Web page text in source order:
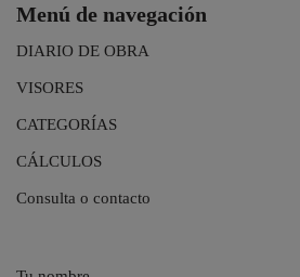
Menú de navegación
DIARIO DE OBRA
VISORES
CATEGORÍAS
CÁLCULOS
Consulta o contacto